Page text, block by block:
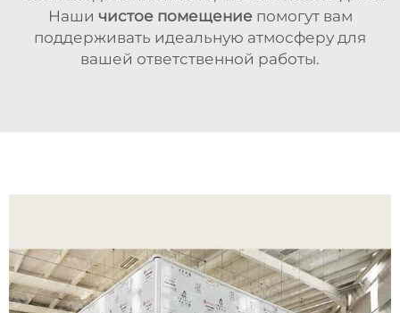
Наши чистое помещение помогут вам
поддерживать идеальную атмосферу для
вашей ответственной работы.